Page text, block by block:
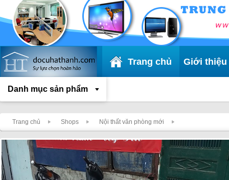
Trang chủ Giới thiệu
Danh mục sản phẩm
Trang chủ Shops Nội thất văn phòng mới